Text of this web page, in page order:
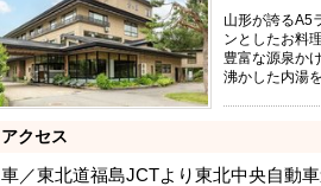
山形が誇るA5
ンとしたお料
豊富な源泉か
沸かした内湯
アクセス
車／東北道福島JCTより東北中央自動